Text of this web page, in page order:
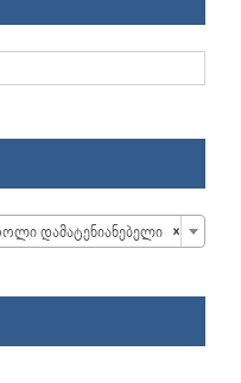
×
დამატენიანებელი